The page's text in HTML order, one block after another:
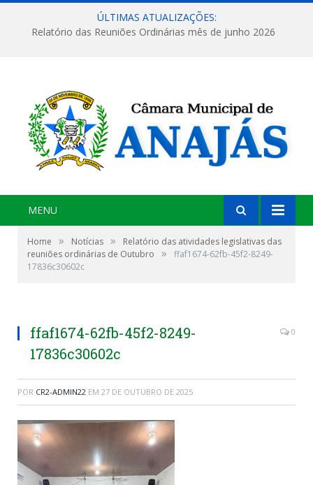
ÚLTIMAS ATUALIZAÇÕES:
Relatório das Reuniões Ordinárias mês de junho 2026
MENU
Home » Notícias »
Relatório das atividades legislativas das
reuniões ordinárias de Outubro
»
ffaf1674-62fb-45f2-8249-
17836c30602c
ffaf1674-62fb-45f2-8249-
17836c30602c
0
POR CR2-ADMIN22 EM 27 DE OUTUBRO DE 2025